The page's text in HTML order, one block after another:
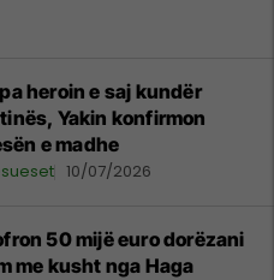
heroin e saj kundër
Yakin konfirmon
e madhe
10/07/2026
50 mijë euro dorëzani
me kusht nga Haga